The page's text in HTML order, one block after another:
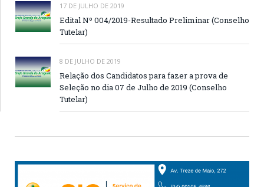
17 DE JULHO DE 2019
Edital Nº 004/2019-Resultado Preliminar (Conselho
Tutelar)
8 DE JULHO DE 2019
Relação dos Candidatos para fazer a prova de
Seleção no dia 07 de Julho de 2019 (Conselho
Tutelar)